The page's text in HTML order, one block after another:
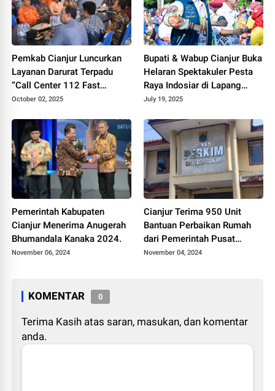
Pemkab Cianjur Luncurkan
Layanan Darurat Terpadu
“Call Center 112 Fast
Respon”
October 02, 2025
Bupati & Wabup Cianjur Buka
Helaran Spektakuler Pesta
Raya Indosiar di Lapang
Prawatasari
July 19, 2025
Pemerintah Kabupaten
Cianjur Menerima Anugerah
Bhumandala Kanaka 2024.
November 06, 2024
Cianjur Terima 950 Unit
Bantuan Perbaikan Rumah
dari Pemerintah Pusat
melalui Program BSPS
November 04, 2024
KOMENTAR 0
Terima Kasih atas saran, masukan, dan komentar
anda.